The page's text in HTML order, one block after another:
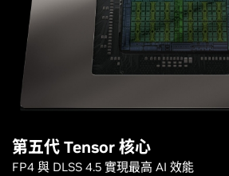
第五代 Tensor 核心
FP4 與 DLSS 4.5 實現最高 AI 效能